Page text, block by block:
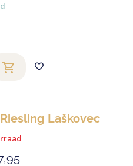
Laškovec